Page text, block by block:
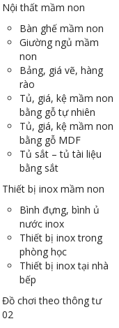
Nội thất mầm non
Bàn ghế mầm non
Giường ngủ mầm
non
Bảng, giá vẽ, hàng
rào
Tủ, giá, kệ mầm non
bằng gỗ tự nhiên
Tủ, giá, kệ mầm non
bằng gỗ MDF
Tủ sắt – tủ tài liệu
bằng sắt
Thiết bị inox mầm non
Bình đựng, bình ủ
nước inox
Thiết bị inox trong
phòng học
Thiết bị inox tại nhà
bếp
Đồ chơi theo thông tư
02